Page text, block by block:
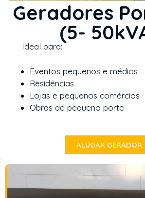
Geradores
(5-
Ideal para:
Eventos pequenos e médios
Residências
Lojas e pequenos comércios
Obras de pequeno porte
ALUGAR GERADOR